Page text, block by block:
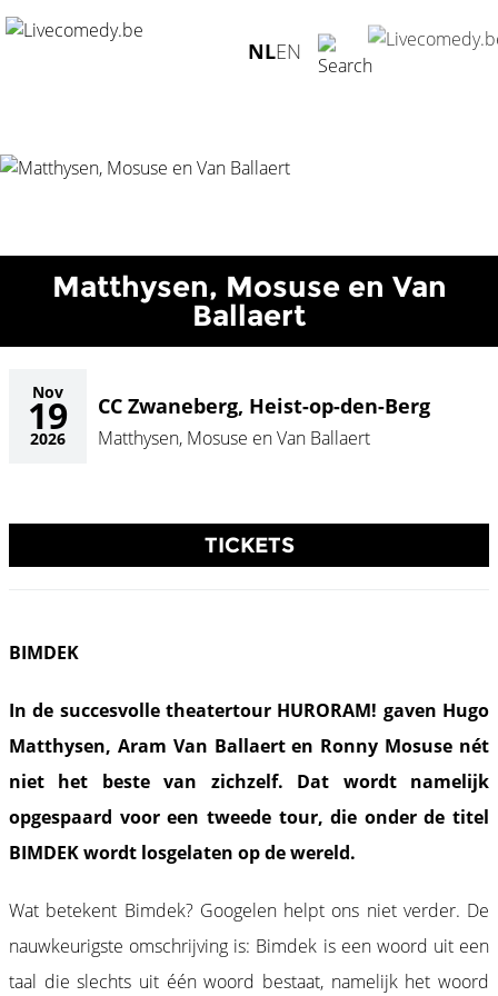
NLEN
Home/Agenda/ Matthysen, Mosuse en Van Ballaert
Zwaneberg, Heist-op-den-Berg - 19.11.2026
Matthysen, Mosuse en Van
Ballaert
Nov
19
2026
CC Zwaneberg, Heist-op-den-Berg
Matthysen, Mosuse en Van Ballaert
TICKETS
BIMDEK
In de succesvolle theatertour HURORAM! gaven Hugo
Matthysen, Aram Van Ballaert en Ronny Mosuse nét
niet het beste van zichzelf. Dat wordt namelijk
opgespaard voor een tweede tour, die onder de titel
BIMDEK wordt losgelaten op de wereld.
Wat betekent Bimdek? Googelen helpt ons niet verder. De
nauwkeurigste omschrijving is: Bimdek is een woord uit een
taal die slechts uit één woord bestaat, namelijk het woord